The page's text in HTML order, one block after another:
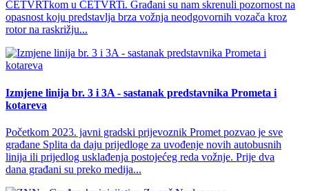
ČETVRTkom u ČETVRTi. Građani su nam skrenuli pozornost na
opasnost koju predstavlja brza vožnja neodgovornih vozača kroz
rotor na raskrižju...
Izmjene linija br. 3 i 3A - sastanak predstavnika Prometa i
kotareva
Početkom 2023. javni gradski prijevoznik Promet pozvao je sve
građane Splita da daju prijedloge za uvođenje novih autobusnih
linija ili prijedlog usklađenja postojećeg reda vožnje. Prije dva
dana građani su preko medija...